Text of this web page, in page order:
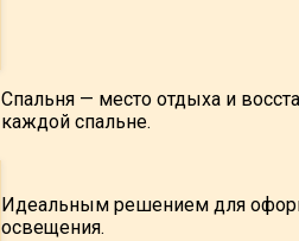
Спальня — место отдыха и
каждой спальне.
Идеальным решением для
освещения.